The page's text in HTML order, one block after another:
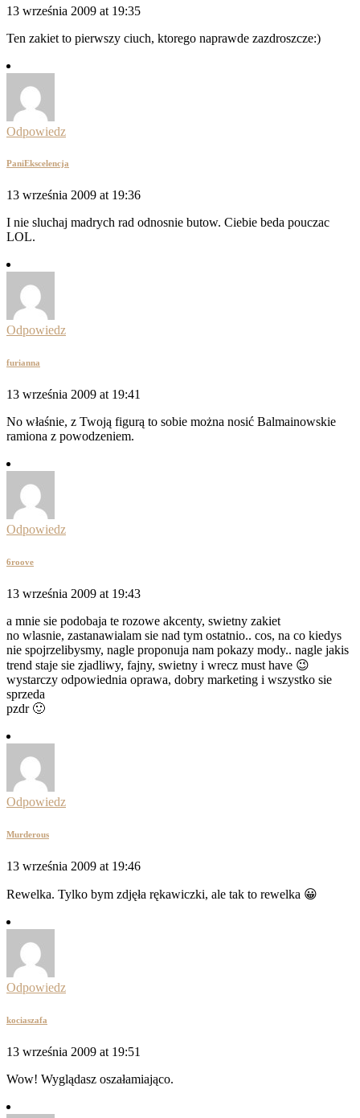
13 września 2009 at 19:35
Ten zakiet to pierwszy ciuch, ktorego naprawde zazdroszcze:)
Odpowiedz
PaniEkscelencja
13 września 2009 at 19:36
I nie sluchaj madrych rad odnosnie butow. Ciebie beda pouczac
LOL.
Odpowiedz
furianna
13 września 2009 at 19:41
No właśnie, z Twoją figurą to sobie można nosić Balmainowskie
ramiona z powodzeniem.
Odpowiedz
6roove
13 września 2009 at 19:43
a mnie sie podobaja te rozowe akcenty, swietny zakiet
no wlasnie, zastanawialam sie nad tym ostatnio.. cos, na co kiedys
nie spojrzelibysmy, nagle proponuja nam pokazy mody.. nagle jakis
trend staje sie zjadliwy, fajny, swietny i wrecz must have 😉
wystarczy odpowiednia oprawa, dobry marketing i wszystko sie
sprzeda
pzdr 🙂
Odpowiedz
Murderous
13 września 2009 at 19:46
Rewelka. Tylko bym zdjęła rękawiczki, ale tak to rewelka 😀
Odpowiedz
kociaszafa
13 września 2009 at 19:51
Wow! Wyglądasz oszałamiająco.